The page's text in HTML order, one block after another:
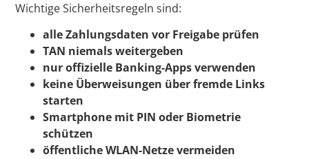
Wichtige Sicherheitsregeln sind:
alle Zahlungsdaten vor Freigabe prüfen
TAN niemals weitergeben
nur offizielle Banking-Apps verwenden
keine Überweisungen über fremde Links
starten
Smartphone mit PIN oder Biometrie
schützen
öffentliche WLAN-Netze vermeiden